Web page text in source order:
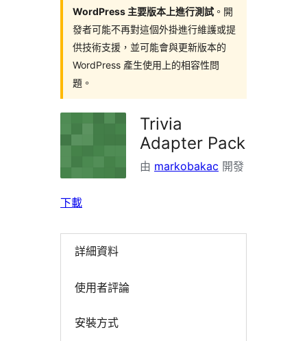
WordPress 主要版本上進行測試 。開
發者可能不再對這個外掛進行維護或提
供技術支援，並可能會與更新版本的
WordPress 產生使用上的相容性問
題。
Trivia
Adapter Pack
由 markobakac 開發
下載
詳細資料
使用者評論
安裝方式